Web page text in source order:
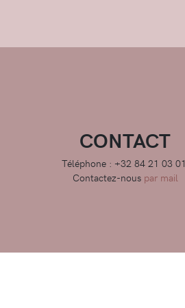
CONTACT
Téléphone : +32 84 21 03 01
Contactez-nous par mail